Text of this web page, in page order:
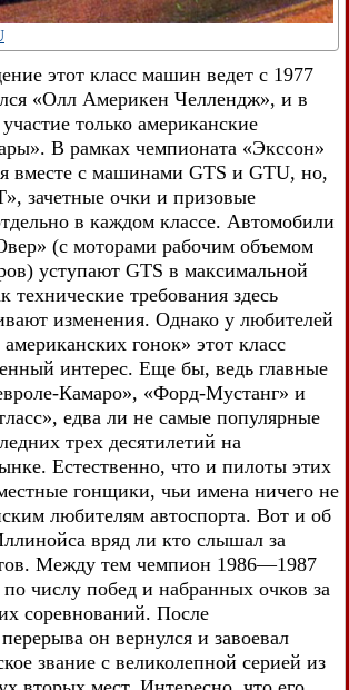
этот класс машин ведет с 1977
«Олл Америкен Челлендж», и в
только американские
В рамках чемпионата «Экссон»
вместе с машинами GTS и GTU, но,
зачетные очки и призовые
в каждом классе. Автомобили
(с моторами рабочим объемом
уступают GTS в максимальной
технические требования здесь
изменения. Однако у любителей
гонок» этот класс
интерес. Еще бы, ведь главные
Камаро», «Форд-Мустанг» и
едва ли не самые популярные
трех десятилетий на
Естественно, что и пилоты этих
гонщики, чьи имена ничего не
любителям автоспорта. Вот и об
вряд ли кто слышал за
Между тем чемпион 1986—1987
числу побед и набранных очков за
соревнований. После
он вернулся и завоевал
звание с великолепной серией из